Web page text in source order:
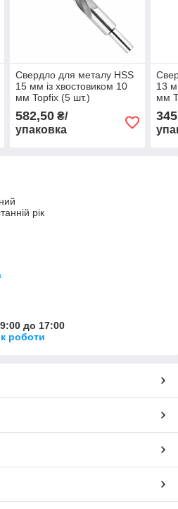
Свердло для металу HSS
15 мм із хвостовиком 10
мм Topfix (5 шт.)
582,50₴/
упаковка
13
мм
рік
до 17:00
роботи